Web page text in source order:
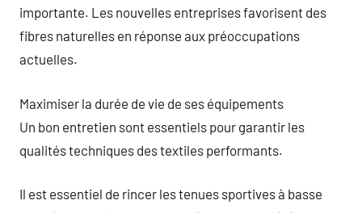
importante. Les nouvelles entreprises favorisent des
fibres naturelles en réponse aux préoccupations
actuelles.
Maximiser la durée de vie de ses équipements
Un bon entretien sont essentiels pour garantir les
qualités techniques des textiles performants.
Il est essentiel de rincer les tenues sportives à basse